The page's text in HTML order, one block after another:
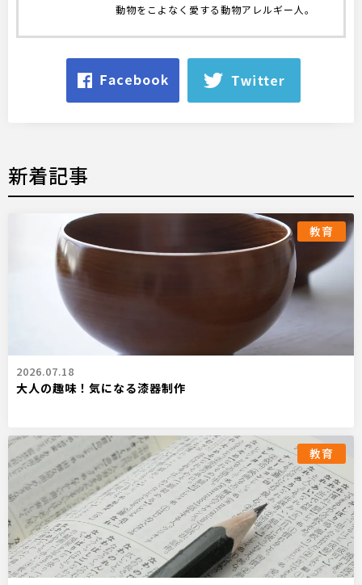
動物をこよなく愛する動物アレルギー人。
新着記事
教育
2026.07.18
大人の趣味！気になる漆器制作
教育